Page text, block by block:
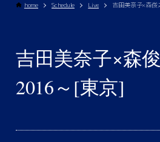
home Schedule Live 吉田美奈子×森
吉田美奈子×森
2016～[東京]